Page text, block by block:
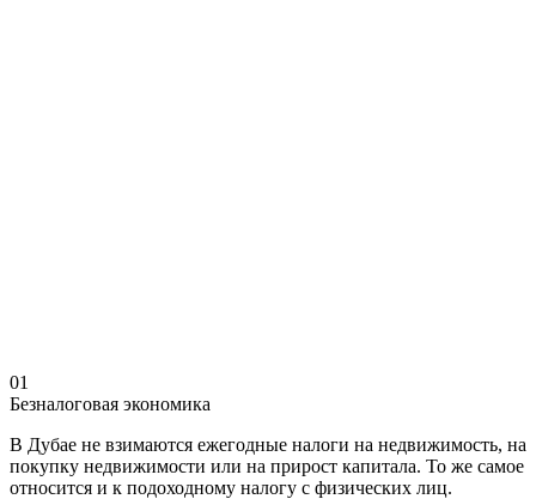
01
Безналоговая экономика
В Дубае не взимаются ежегодные налоги на недвижимость, на
покупку недвижимости или на прирост капитала. То же самое
относится и к подоходному налогу с физических лиц.